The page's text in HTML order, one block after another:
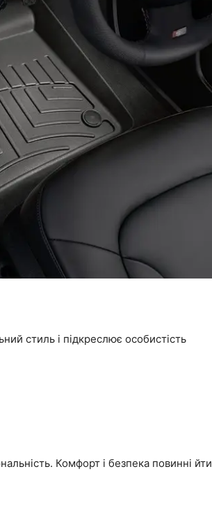
стиль і підкреслює особистість
Комфорт і безпека повинні йти